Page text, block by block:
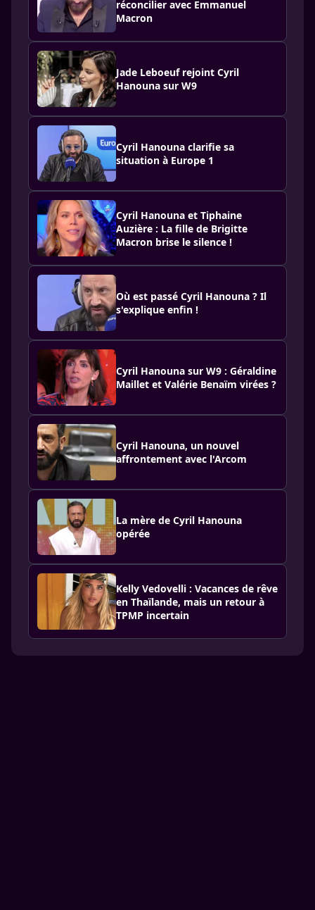
réconcilier avec Emmanuel
Macron
Jade Leboeuf rejoint Cyril
Hanouna sur W9
Cyril Hanouna clarifie sa
situation à Europe 1
Cyril Hanouna et Tiphaine
Auzière : La fille de Brigitte
Macron brise le silence !
Où est passé Cyril Hanouna ? Il
s'explique enfin !
Cyril Hanouna sur W9 : Géraldine
Maillet et Valérie Benaïm virées ?
Cyril Hanouna, un nouvel
affrontement avec l'Arcom
La mère de Cyril Hanouna
opérée
Kelly Vedovelli : Vacances de rêve
en Thaïlande, mais un retour à
TPMP incertain